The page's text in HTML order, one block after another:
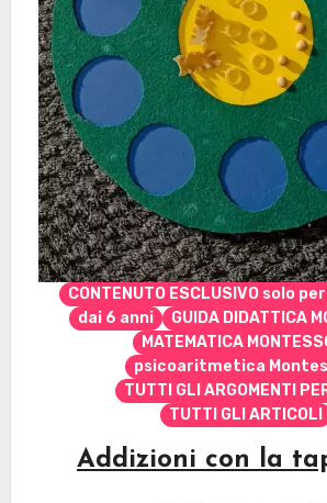
CONTENUTO ESCLUSIVO solo
dai 6 anni
GUIDA DIDATTICA
MATEMATICA
psicoaritmetica
TUTTI GLI ARGOMENTI
TUTTI GLI ARTICOLI
Addizioni con la